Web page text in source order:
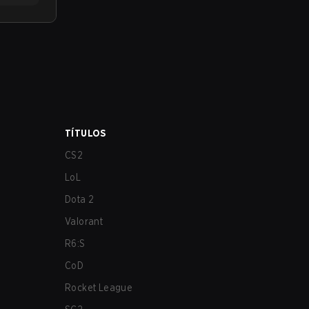
TÍTULOS
CS2
LoL
Dota 2
Valorant
R6:S
CoD
Rocket League